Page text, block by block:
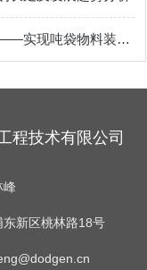
吨袋卸料站——实现吨袋物料装卸、运输、储存的关键设施
程技术有限公司
峰
新区桃林路18号